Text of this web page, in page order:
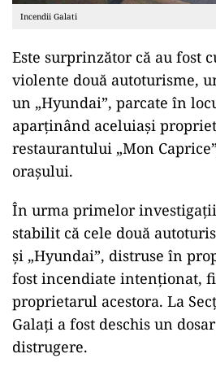
Incendii Galati
Este surprinzător că au fost
violente două autoturisme,
un „Hyundai”, parcate în
aparținând aceluiași
restaurantului „Mon
orașului.
În urma primelor
stabilit că cele două
și „Hyundai”, distruse în
fost incendiate intenționat,
proprietarul acestora. La
Galați a fost deschis un
distrugere.